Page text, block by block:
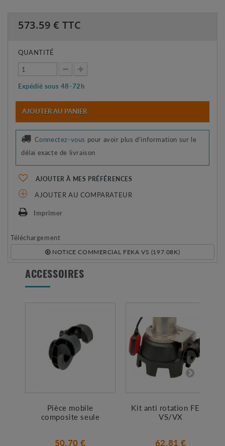
573.59 € TTC
QUANTITÉ
Expédié sous 48-72h
AJOUTER AU PANIER
Connectez-vous pour avoir plus d'information sur le
délai exacte de livraison
AJOUTER À MES PRÉFÉRENCES
AJOUTER AU COMPARATEUR
Imprimer
Téléchargement
NOTICE COMMERCIAL FEKA VS (197.08K)
ACCESSOIRES
Pièce mobile
composite seule
50.70 €
Kit anti rotation FEKA
VS/VX
62.81 €